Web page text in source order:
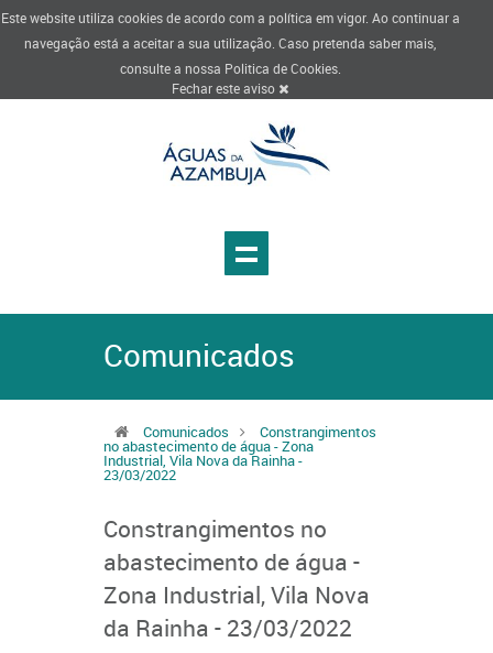
Este website utiliza cookies de acordo com a política em vigor. Ao continuar a
navegação está a aceitar a sua utilização. Caso pretenda saber mais,
consulte a nossa Politica de Cookies.
Fechar este aviso
Comunicados
Comunicados Constrangimentos
no abastecimento de água - Zona
Industrial, Vila Nova da Rainha -
23/03/2022
Constrangimentos no
abastecimento de água -
Zona Industrial, Vila Nova
da Rainha - 23/03/2022